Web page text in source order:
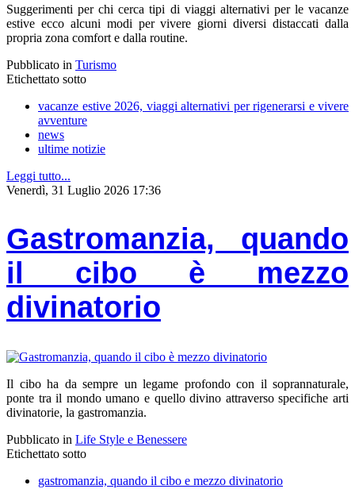
Suggerimenti per chi cerca tipi di viaggi alternativi per le vacanze
estive ecco alcuni modi per vivere giorni diversi distaccati dalla
propria zona comfort e dalla routine.
Pubblicato in Turismo
Etichettato sotto
vacanze estive 2026, viaggi alternativi per rigenerarsi e vivere
avventure
news
ultime notizie
Leggi tutto...
Venerdì, 31 Luglio 2026 17:36
Gastromanzia, quando
il cibo è mezzo
divinatorio
Il cibo ha da sempre un legame profondo con il soprannaturale,
ponte tra il mondo umano e quello divino attraverso specifiche arti
divinatorie, la gastromanzia.
Pubblicato in Life Style e Benessere
Etichettato sotto
gastromanzia, quando il cibo e mezzo divinatorio